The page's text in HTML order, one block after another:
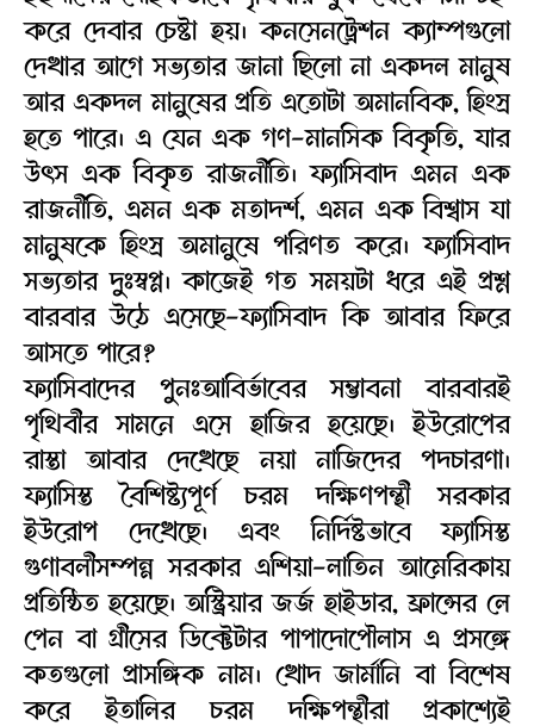
করে দেবার চেষ্টা হয়। কনসেনট্রেশন ক্যাম্পগুলো
দেখার আগে সভ্যতার জানা ছিলো না একদল মানুষ
আর একদল মানুষের প্রতি এতোটা অমানবিক, হিংস্র
হতে পারে। এ যেন এক গণ-মানসিক বিকৃতি, যার
উৎস এক বিকৃত রাজনীতি। ফ্যাসিবাদ এমন এক
রাজনীতি, এমন এক মতাদর্শ, এমন এক বিশ্বাস যা
মানুষকে হিংস্র অমানুষে পরিণত করে। ফ্যাসিবাদ
সভ্যতার দুঃস্বপ্ন। কাজেই গত সময়টা ধরে এই প্রশ্ন
বারবার উঠে এসেছে-ফ্যাসিবাদ কি আবার ফিরে
আসতে পারে?
ফ্যাসিবাদের পুনঃআবির্ভাবের সম্ভাবনা বারবারই
পৃথিবীর সামনে এসে হাজির হয়েছে। ইউরোপের
রাস্তা আবার দেখেছে নয়া নাজিদের পদচারণা।
ফ্যাসিস্ত বৈশিষ্ট্যপূর্ণ চরম দক্ষিণপন্থী সরকার
ইউরোপ দেখেছে। এবং নির্দিষ্টভাবে ফ্যাসিস্ত
গুণাবলীসম্পন্ন সরকার এশিয়া-লাতিন আমেরিকায়
প্রতিষ্ঠিত হয়েছে। অস্ট্রিয়ার জর্জ হাইডার, ফ্রান্সের লে
পেন বা গ্রীসের ডিক্টেটার পাপাদোপৌলাস এ প্রসঙ্গে
কতগুলো প্রাসঙ্গিক নাম। খোদ জার্মানি বা বিশেষ
করে ইতালির চরম দক্ষিপন্থীরা প্রকাশ্যেই